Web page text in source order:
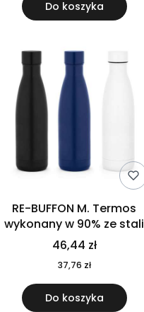
Do koszyka
RE-BUFFON M. Termos
wykonany w 90% ze stali
nierdzewnej pochodzącej z
recyklingu 520 ml 94294
46,44 zł
37,76 zł
Do koszyka